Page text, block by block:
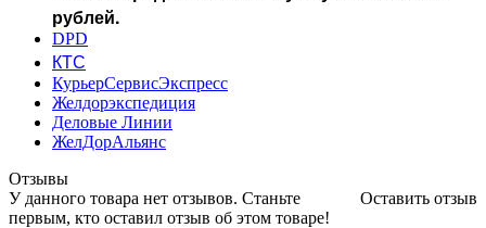
рублей.
DPD
КТС
КурьерСервисЭкспресс
Желдорэкспедиция
Деловые Линии
ЖелДорАльянс
Отзывы
Оставить отзыв
У данного товара нет отзывов. Станьте
первым, кто оставил отзыв об этом товаре!